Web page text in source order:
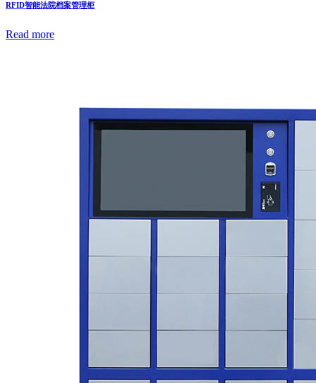
RFID智能法院档案管理柜
Read more